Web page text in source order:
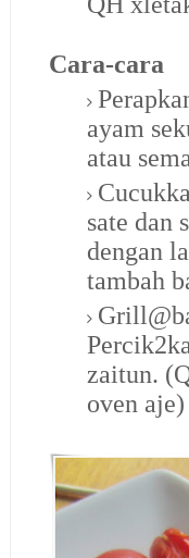
Cara-cara
ayam
atau
sate dan
dengan
tambah
zaitun.
oven aje)